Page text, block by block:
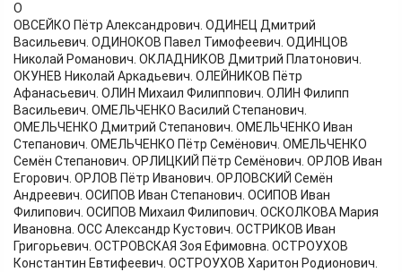
О
ОВСЕЙКО Пётр Александрович. ОДИНЕЦ Дмитрий
Васильевич. ОДИНОКОВ Павел Тимофеевич. ОДИНЦОВ
Николай Романович. ОКЛАДНИКОВ Дмитрий Платонович.
ОКУНЕВ Николай Аркадьевич. ОЛЕЙНИКОВ Пётр
Афанасьевич. ОЛИН Михаил Филиппович. ОЛИН Филипп
Васильевич. ОМЕЛЬЧЕНКО Василий Степанович.
ОМЕЛЬЧЕНКО Дмитрий Степанович. ОМЕЛЬЧЕНКО Иван
Степанович. ОМЕЛЬЧЕНКО Пётр Семёнович. ОМЕЛЬЧЕНКО
Семён Степанович. ОРЛИЦКИЙ Пётр Семёнович. ОРЛОВ Иван
Егорович. ОРЛОВ Пётр Иванович. ОРЛОВСКИЙ Семён
Андреевич. ОСИПОВ Иван Степанович. ОСИПОВ Иван
Филипович. ОСИПОВ Михаил Филипович. ОСКОЛКОВА Мария
Ивановна. ОСС Александр Кустович. ОСТРИКОВ Иван
Григорьевич. ОСТРОВСКАЯ Зоя Ефимовна. ОСТРОУХОВ
Константин Евтифеевич. ОСТРОУХОВ Харитон Родионович.